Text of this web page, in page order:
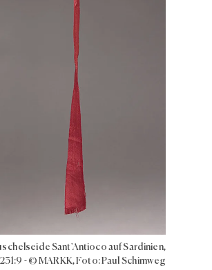
Sant'Antioco auf Sardinien,
- © MARKK, Foto: Paul Schimweg